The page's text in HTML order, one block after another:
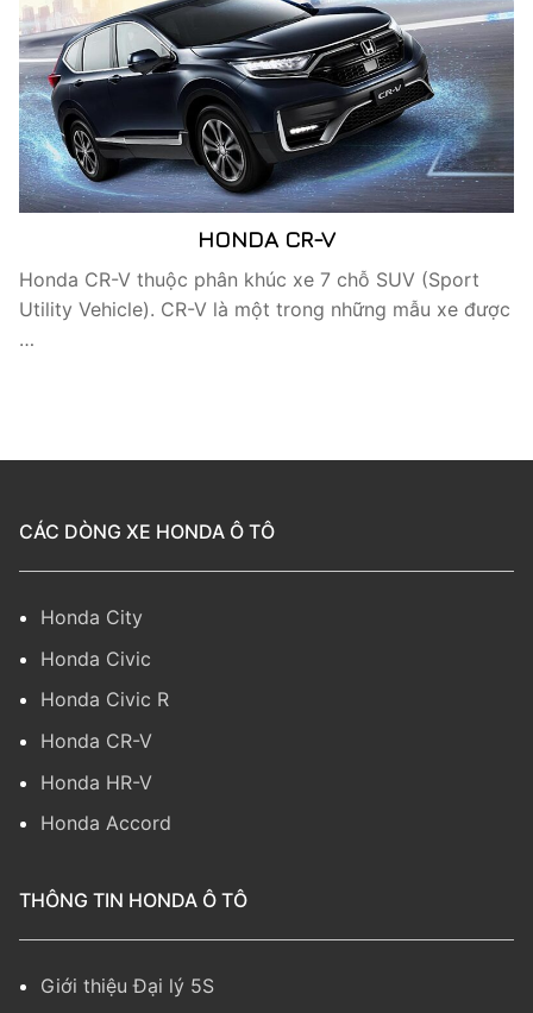
HONDA CR-V
Honda CR-V thuộc phân khúc xe 7 chỗ SUV (Sport
Utility Vehicle). CR-V là một trong những mẫu xe được
…
CÁC DÒNG XE HONDA Ô TÔ
Honda City
Honda Civic
Honda Civic R
Honda CR-V
Honda HR-V
Honda Accord
THÔNG TIN HONDA Ô TÔ
Giới thiệu Đại lý 5S